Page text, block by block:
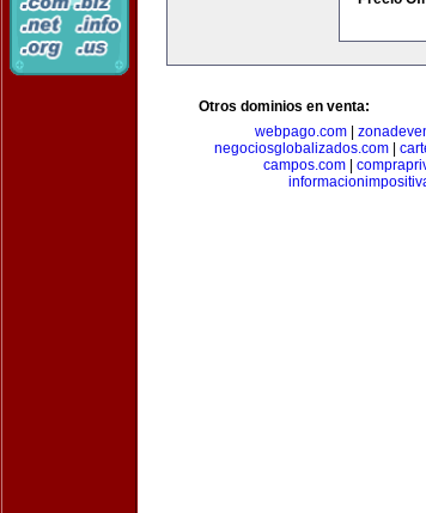
Otros dominios en venta:
webpago.com
negociosglobalizados.com
campos.com